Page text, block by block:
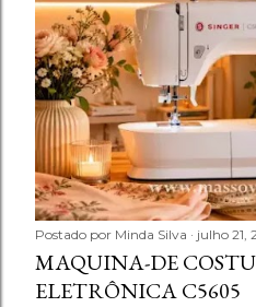
Postado por Minda Silva julho 21,
MAQUINA-DE
ELETRÔNICA C5605